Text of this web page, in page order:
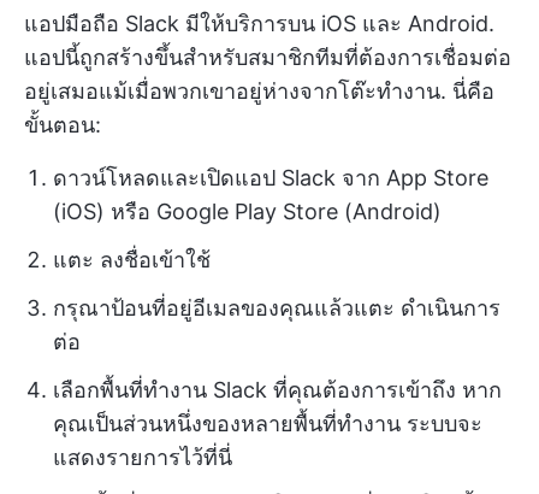
แอปมือถือ Slack มีให้บริการบน iOS และ Android.
แอปนี้ถูกสร้างขึ้นสำหรับสมาชิกทีมที่ต้องการเชื่อมต่อ
อยู่เสมอแม้เมื่อพวกเขาอยู่ห่างจากโต๊ะทำงาน. นี่คือ
ขั้นตอน:
ดาวน์โหลดและเปิดแอป Slack จาก App Store
(iOS) หรือ Google Play Store (Android)
แตะ ลงชื่อเข้าใช้
กรุณาป้อนที่อยู่อีเมลของคุณแล้วแตะ ดำเนินการ
ต่อ
เลือกพื้นที่ทำงาน Slack ที่คุณต้องการเข้าถึง หาก
คุณเป็นส่วนหนึ่งของหลายพื้นที่ทำงาน ระบบจะ
แสดงรายการไว้ที่นี่